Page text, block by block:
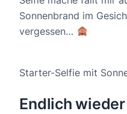
Sonnenbrand im
vergessen…
Starter-Selfie mit
Endlich